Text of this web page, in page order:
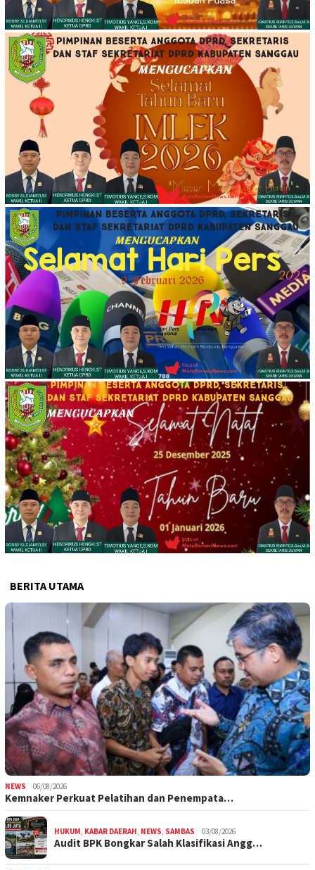
BERITA UTAMA
NEWS 06/08/2026
Kemnaker Perkuat Pelatihan dan Penempata…
HUKUM KABAR DAERAH NEWS SAMBAS 03/08/2026
Audit BPK Bongkar Salah Klasifikasi Angg…